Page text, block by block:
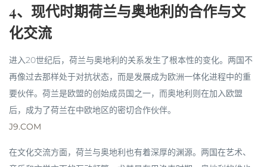
4、现代时期荷兰与奥地利的合作与文
化交流
进入20世纪后，荷兰与奥地利的关系发生了根本性的变化。两国不
再像过去那样处于对抗状态，而是发展成为欧洲一体化进程中的重
要伙伴。荷兰是欧盟的创始成员国之一，而奥地利则在加入欧盟
后，成为了荷兰在中欧地区的密切合作伙伴。
J9.COM
在文化交流方面，荷兰与奥地利也有着深厚的渊源。两国在艺术、